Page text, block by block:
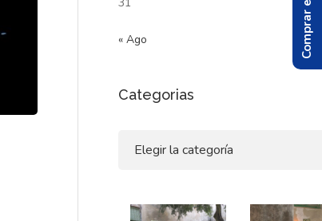
« Ago
Categorias